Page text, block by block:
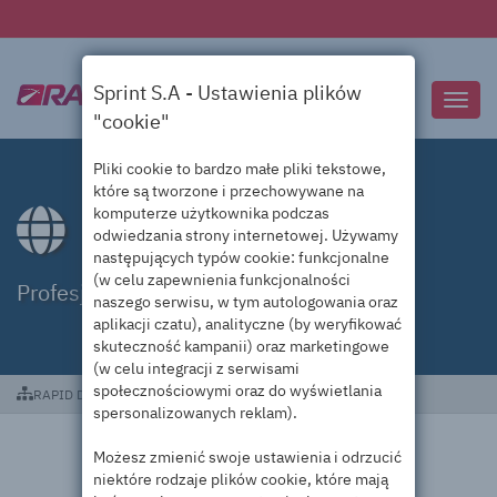
Domeny .holdings
Profesjonalna obsługa domen .holdings
RAPID DC Domeny .holdings
Sprint S.A - Ustawienia plików
"cookie"
Pliki cookie to bardzo małe pliki tekstowe,
które są tworzone i przechowywane na
komputerze użytkownika podczas
odwiedzania strony internetowej. Używamy
następujących typów cookie: funkcjonalne
(w celu zapewnienia funkcjonalności
naszego serwisu, w tym autologowania oraz
aplikacji czatu), analityczne (by weryfikować
skuteczność kampanii) oraz marketingowe
(w celu integracji z serwisami
społecznościowymi oraz do wyświetlania
spersonalizowanych reklam).
Możesz zmienić swoje ustawienia i odrzucić
niektóre rodzaje plików cookie, które mają